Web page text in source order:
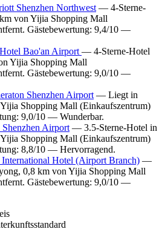
Shenzhen Northwest — 4-Sterne-
von Yijia Shopping Mall
Gästebewertung: 9,4/10 —
Bao'an Airport — 4-Sterne-Hotel
Yijia Shopping Mall
Gästebewertung: 9,0/10 —
Shenzhen Airport — Liegt in
Shopping Mall (Einkaufszentrum)
9,0/10 — Wunderbar.
Airport — 3.5-Sterne-Hotel in
Shopping Mall (Einkaufszentrum)
8,8/10 — Hervorragend.
International Hotel (Airport Branch) —
0,8 km von Yijia Shopping Mall
Gästebewertung: 9,0/10 —